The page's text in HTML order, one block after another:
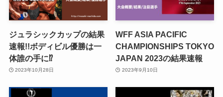
ジュラシックカップの結果
速報!!ボディビル優勝は一
体誰の手に⁉︎
2023年10月28日
WFF ASIA PACIFIC
CHAMPIONSHIPS TOKYO
JAPAN 2023の結果速報
2023年9月10日